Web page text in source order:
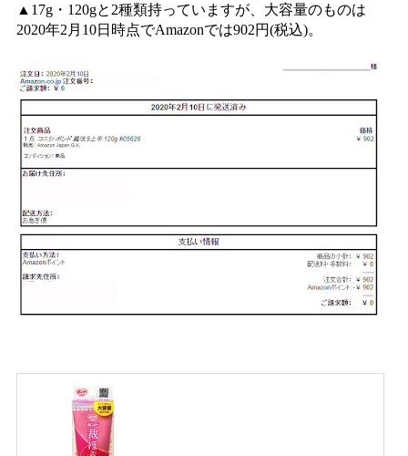
▲17g・120gと2種類持っていますが、大容量のものは
2020年2月10日時点でAmazonでは902円(税込)。